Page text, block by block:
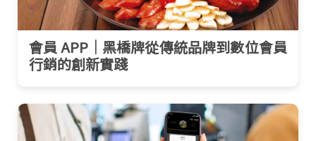
會員 APP｜黑橋牌從傳統品牌到數位會員
行銷的創新實踐